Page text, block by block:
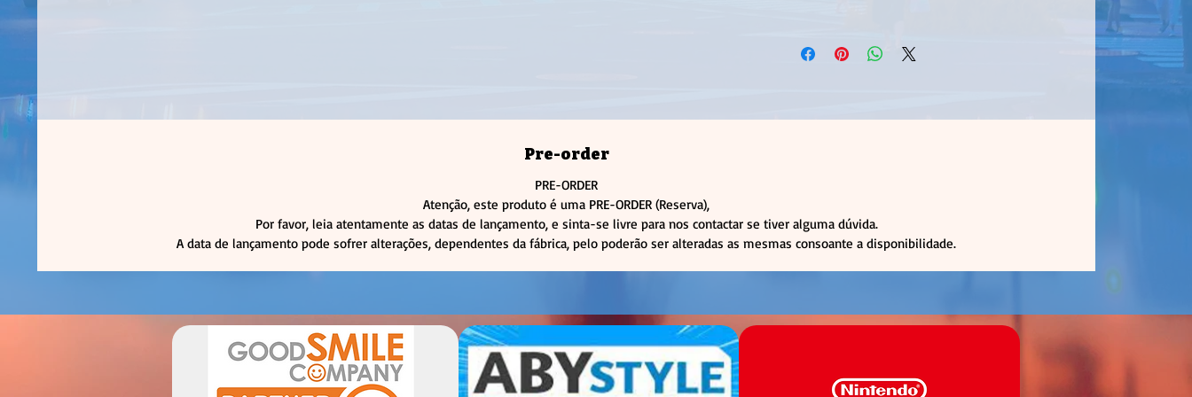
Pre-order
PRE-ORDER
Atenção, este produto é uma PRE-ORDER (Reserva),
Por favor, leia atentamente as datas de lançamento, e sinta-se livre para nos contactar se tiver alguma dúvida.
A data de lançamento pode sofrer alterações, dependentes da fábrica, pelo poderão ser alteradas as mesmas consoante a disponibilidade.